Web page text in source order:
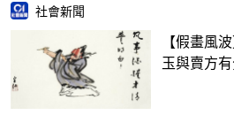
社會新聞
【假畫風
玉與賣方